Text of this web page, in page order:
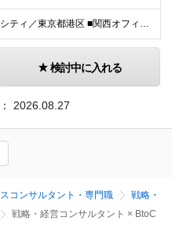
■赤坂インターシティ／東京都港区 ■関西オフィス／大阪府大阪市北区 ■アクセンチュア・イノベーションセンター北海道／北海道札幌市 ■アクセンチュア・アドバンスト・テクノロジーセンター仙台／宮城県仙台市
検討中に入れる
2026.08.27
コンサルタント・専門職
戦略・
戦略・経営コンサルタント × BtoC